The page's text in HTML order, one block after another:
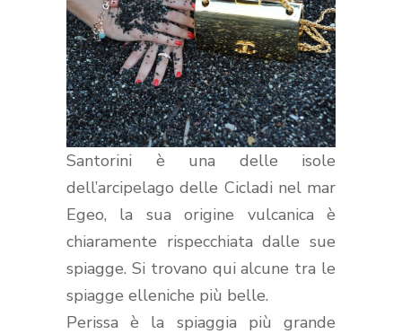
Santorini è una delle isole
dell’arcipelago delle Cicladi nel mar
Egeo, la sua origine vulcanica è
chiaramente rispecchiata dalle sue
spiagge. Si trovano qui alcune tra le
spiagge elleniche più belle.
Perissa è la spiaggia più grande